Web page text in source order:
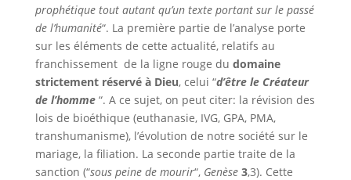
prophétique tout autant qu’un texte portant sur le passé
de l’humanité“. La première partie de l’analyse porte
sur les éléments de cette actualité, relatifs au
franchissement de la ligne rouge du domaine
strictement réservé à Dieu, celui “d’être le Créateur
de l’homme“. A ce sujet, on peut citer: la révision des
lois de bioéthique (euthanasie, IVG, GPA, PMA,
transhumanisme), l’évolution de notre société sur le
mariage, la filiation. La seconde partie traite de la
sanction (“sous peine de mourir“, Genèse 3,3). Cette